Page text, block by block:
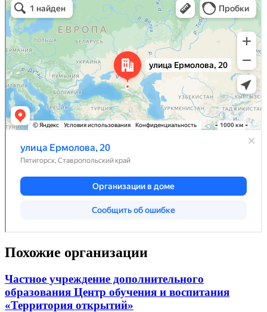
Похожие организации
Частное учреждение дополнительного
образования Центр обучения и воспитания
«Территория открытий»